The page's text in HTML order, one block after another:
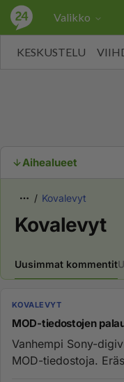
Valikko
KESKUSTELU
Aihealueet
Kovalevyt
Kovalevyt
Uusimmat kommentit
KOVALEVYT
MOD-tiedostojen
Vanhempi Sony-
MOD-tiedostoja.